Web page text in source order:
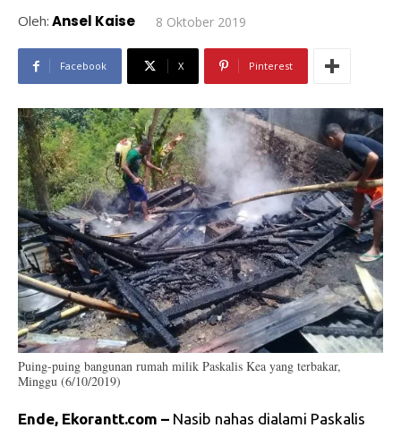
Oleh: Ansel Kaise 8 Oktober 2019
Facebook X Pinterest
Puing-puing bangunan rumah milik Paskalis Kea yang terbakar,
Minggu (6/10/2019)
Ende, Ekorantt.com – Nasib nahas dialami Paskalis